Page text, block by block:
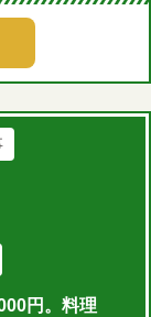
円。料理